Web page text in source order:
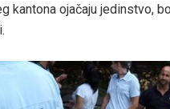
kantona ojačaju jedinstvo,